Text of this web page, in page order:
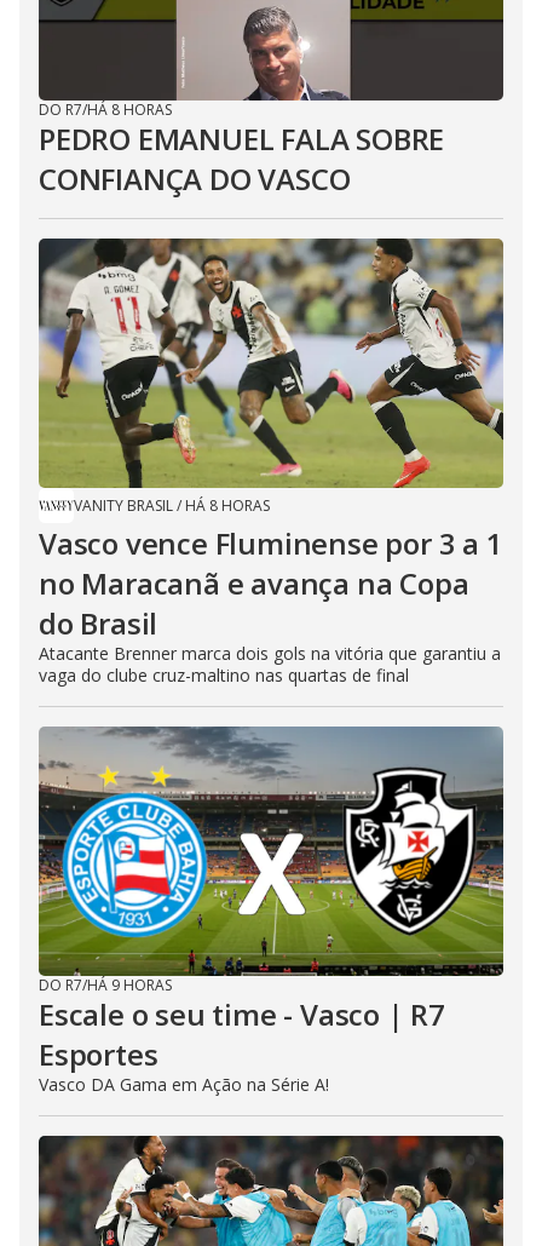
DO R7/HÁ 8 HORAS
PEDRO EMANUEL FALA SOBRE
CONFIANÇA DO VASCO
VANITY BRASIL/ HÁ 8 HORAS
Vasco vence Fluminense por 3 a 1
no Maracanã e avança na Copa
do Brasil
Atacante Brenner marca dois gols na vitória que garantiu a
vaga do clube cruz-maltino nas quartas de final
DO R7/HÁ 9 HORAS
Escale o seu time - Vasco | R7
Esportes
Vasco DA Gama em Ação na Série A!